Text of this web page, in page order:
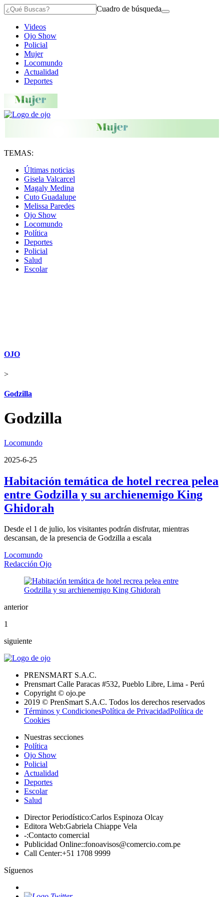
Cuadro de búsqueda
Videos
Ojo Show
Policial
Mujer
Locomundo
Actualidad
Deportes
TEMAS:
Últimas noticias
Gisela Valcarcel
Magaly Medina
Cuto Guadalupe
Melissa Paredes
Ojo Show
Locomundo
Política
Deportes
Policial
Salud
Escolar
OJO
>
Godzilla
Godzilla
Locomundo
2025-6-25
Habitación temática de hotel recrea pelea
entre Godzilla y su archienemigo King
Ghidorah
Desde el 1 de julio, los visitantes podrán disfrutar, mientras
descansan, de la presencia de Godzilla a escala
Locomundo
Redacción Ojo
anterior
1
siguiente
PRENSMART S.A.C.
Prensmart Calle Paracas #532, Pueblo Libre, Lima - Perú
Copyright © ojo.pe
2019 © PrenSmart S.A.C. Todos los derechos reservados
Términos y CondicionesPolítica de PrivacidadPolítica de
Cookies
Nuestras secciones
Política
Ojo Show
Policial
Actualidad
Deportes
Escolar
Salud
Director Periodístico:Carlos Espinoza Olcay
Editora Web:Gabriela Chiappe Vela
-:Contacto comercial
Publicidad Online::fonoavisos@comercio.com.pe
Call Center:+51 1708 9999
Síguenos